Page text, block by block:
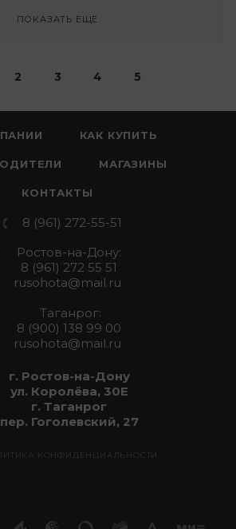
ПОКАЗАТЬ ЕЩЕ
2 3 4 5
КАК КУПИТЬ
МАГАЗИНЫ
КОНТАКТЫ
8 (961) 272-55-51
Ростов-на-Дону:
8 (961) 272 55 51
rusohota@mail.ru
Таганрог:
8 (900) 138 99 00
rusohota@mail.ru
г. Ростов-на-Дону
ул. Королёва, 30Е
г. Таганрог
пер. Гоголевский, 27
КОНФИДЕНЦИАЛЬНОСТИ